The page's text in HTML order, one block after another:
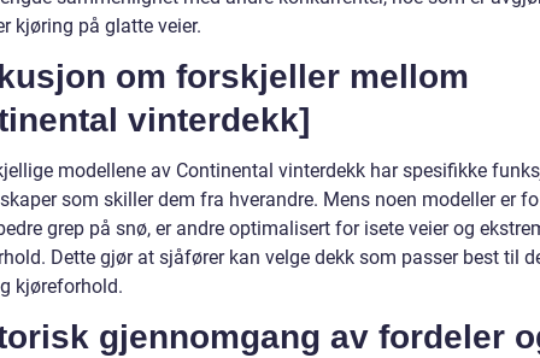
kjøring på glatte veier.
om forskjeller mellom
vinterdekk]
modellene av Continental vinterdekk har spesifikke
som skiller dem fra hverandre. Mens noen modeller er
grep på snø, er andre optimalisert for isete veier og
Dette gjør at sjåfører kan velge dekk som passer best til
kjøreforhold.
gjennomgang av fordeler